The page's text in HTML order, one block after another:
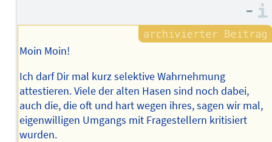
–
Moin Moin!
Ich darf Dir mal kurz selektive Wahrnehmung
attestieren. Viele der alten Hasen sind noch dabei,
auch die, die oft und hart wegen ihres, sagen wir mal,
eigenwilligen Umgangs mit Fragestellern kritisiert
wurden.